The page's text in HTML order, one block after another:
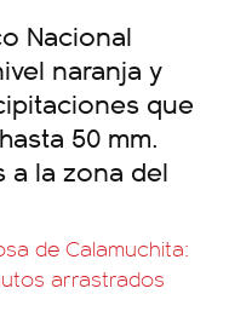
Nacional
naranja y
que
50 mm.
a la zona del
de Calamuchita:
arrastrados